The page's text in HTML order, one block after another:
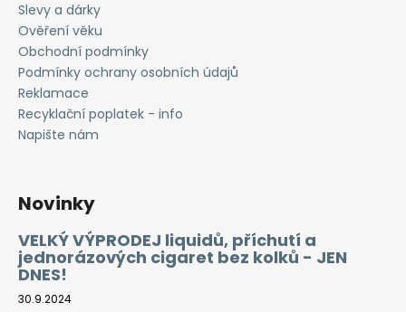
Slevy a dárky
Ověření věku
Obchodní podmínky
Podmínky ochrany osobních údajů
Reklamace
Recyklační poplatek - info
Napište nám
Novinky
VELKÝ VÝPRODEJ liquidů, příchutí a
jednorázových cigaret bez kolků - JEN
DNES!
30.9.2024